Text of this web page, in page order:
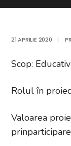
21 APRILIE 2020 |
Scop:
Rolul în
Valoarea